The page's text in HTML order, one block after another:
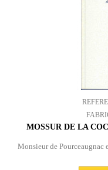
MOSSUR DE LA
Monsieur de